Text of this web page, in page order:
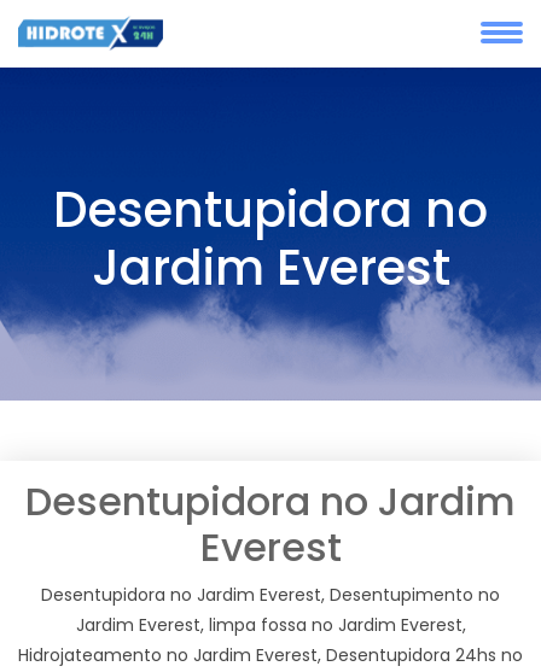
Desentupidora no
Jardim Everest
Desentupidora no Jardim
Everest
Desentupidora no Jardim Everest, Desentupimento no
Jardim Everest, limpa fossa no Jardim Everest,
Hidrojateamento no Jardim Everest, Desentupidora 24hs no